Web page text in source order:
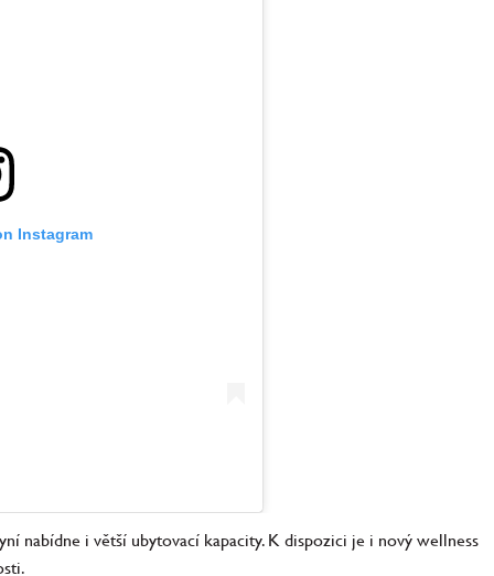
Instagram
nabídne i větší ubytovací kapacity. K dispozici je i nový wellness